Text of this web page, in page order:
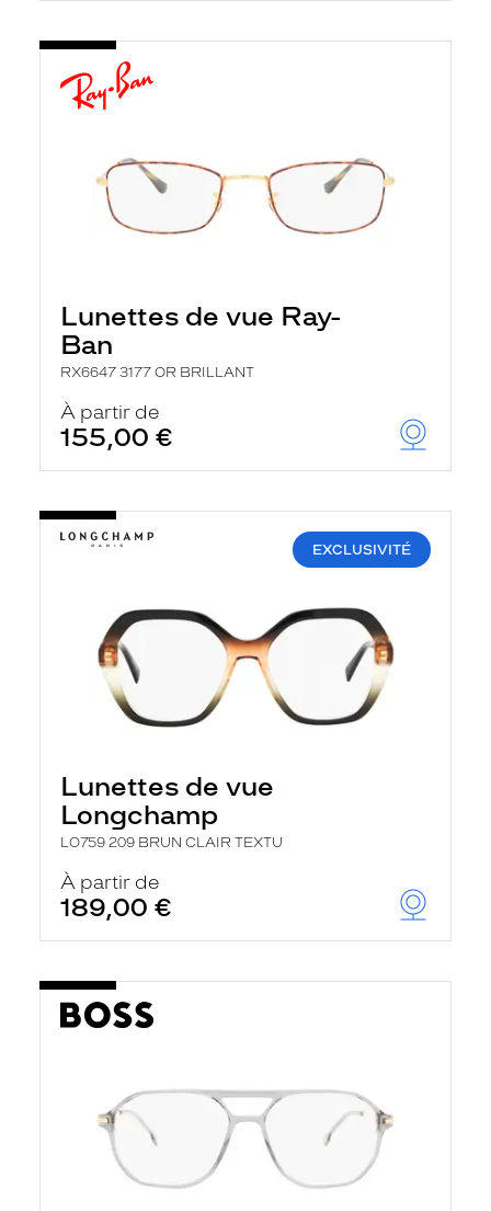
Lunettes de vue Ray-
Ban
RX6647 3177 OR BRILLANT
À partir de
155,00 €
EXCLUSIVITÉ
Lunettes de vue
Longchamp
LO759 209 BRUN CLAIR TEXTU
À partir de
189,00 €